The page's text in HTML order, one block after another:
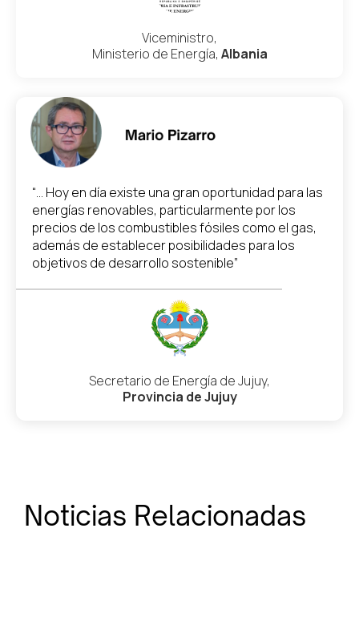
Viceministro,
Ministerio de Energía, Albania
“... Hoy en día existe una gran oportunidad para las
energías renovables, particularmente por los
precios de los combustibles fósiles como el gas,
además de establecer posibilidades para los
objetivos de desarrollo sostenible”
Secretario de Energía de Jujuy,
Provincia de Jujuy
Noticias Relacionadas